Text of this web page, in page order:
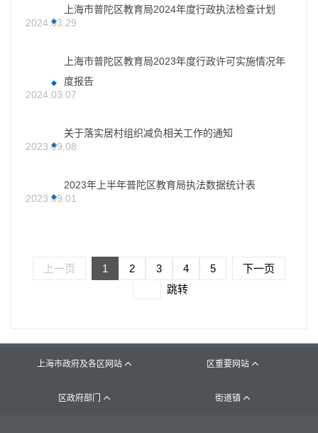
上海市普陀区教育局2024年度行政执法检查计划
2024.03.29
上海市普陀区教育局2023年度行政许可实施情况年
度报告
2024.03.07
关于落实居村组织减负相关工作的通知
2023.09.08
2023年上半年普陀区教育局执法数据统计表
2023.09.01
上一页 1 2 3 4 5
下一页
跳转
上海市政府及各区网站  区重要网站 
区政府部门  街道镇 